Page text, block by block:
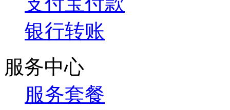
银行转账
服务中心
服务套餐